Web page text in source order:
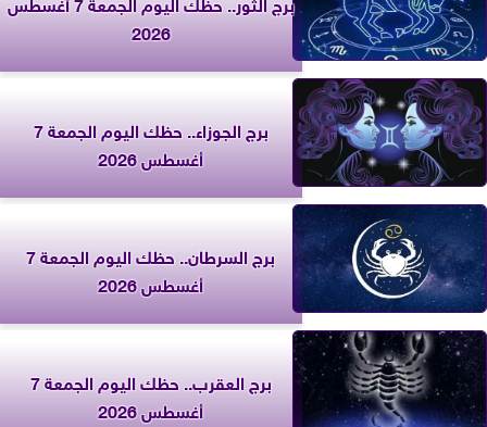
2026
برج الجوزاء.. حظك اليوم الجمعة 7
أغسطس 2026
برج السرطان.. حظك اليوم الجمعة 7
أغسطس 2026
برج العقرب.. حظك اليوم الجمعة 7
أغسطس 2026